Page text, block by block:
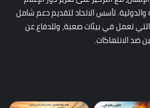
تأسس الاتحاد لتقديم دعم شامل
التي تعمل في بيئات صعبة، وللدفاع عن
ضد الانتهاكات.